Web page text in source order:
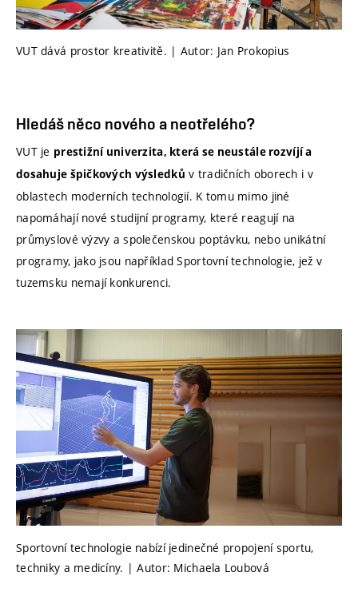
VUT dává prostor kreativitě. | Autor: Jan Prokopius
Hledáš něco nového a neotřelého?
VUT je prestižní univerzita, která se neustále rozvíjí a
dosahuje špičkových výsledků v tradičních oborech i v
oblastech moderních technologií. K tomu mimo jiné
napomáhají nové studijní programy, které reagují na
průmyslové výzvy a společenskou poptávku, nebo unikátní
programy, jako jsou například Sportovní technologie, jež v
tuzemsku nemají konkurenci.
Sportovní technologie nabízí jedinečné propojení sportu,
techniky a medicíny. | Autor: Michaela Loubová